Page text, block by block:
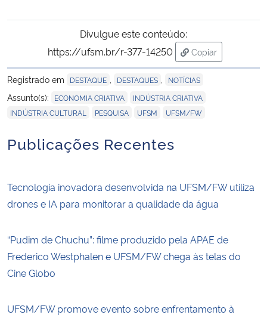
Divulgue este conteúdo:
https://ufsm.br/r-377-14250
Copiar
para área de
Registrado em
DESTAQUE DESTAQUES NOTÍCIAS
Assunto(s): ECONOMIA CRIATIVA INDÚSTRIA CRIATIVA
INDÚSTRIA CULTURAL PESQUISA UFSM UFSM/FW
Publicações Recentes
Tecnologia inovadora desenvolvida na UFSM/FW utiliza
drones e IA para monitorar a qualidade da água
“Pudim de Chuchu”: filme produzido pela APAE de
Frederico Westphalen e UFSM/FW chega às telas do
Cine Globo
UFSM/FW promove evento sobre enfrentamento à